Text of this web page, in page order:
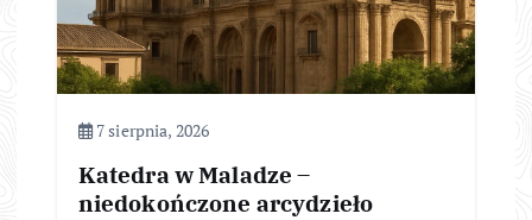
7 sierpnia, 2026
Katedra w Maladze –
niedokończone arcydzieło